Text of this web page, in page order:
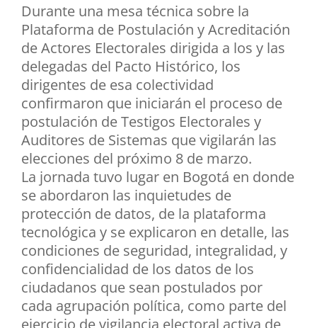
Durante una mesa técnica sobre la
Plataforma de Postulación y Acreditación
de Actores Electorales dirigida a los y las
delegadas del Pacto Histórico, los
dirigentes de esa colectividad
confirmaron que iniciarán el proceso de
postulación de Testigos Electorales y
Auditores de Sistemas que vigilarán las
elecciones del próximo 8 de marzo.
La jornada tuvo lugar en Bogotá en donde
se abordaron las inquietudes de
protección de datos, de la plataforma
tecnológica y se explicaron en detalle, las
condiciones de seguridad, integralidad, y
confidencialidad de los datos de los
ciudadanos que sean postulados por
cada agrupación política, como parte del
ejercicio de vigilancia electoral activa de